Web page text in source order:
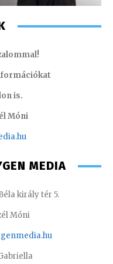
is.
Móni
MEDIA
király tér 5.
Móni